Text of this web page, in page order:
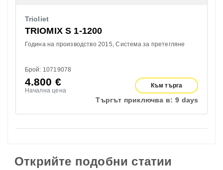
Trioliet
TRIOMIX S 1-1200
Година на производство 2015 Система за претегляне
Брой: 10719078
4.800 €
Начална цена
Към търга
Търгът приключва в: 9 days
Открийте подобни статии